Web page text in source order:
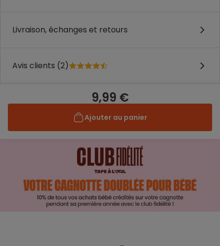
Livraison, échanges et retours
Avis clients (2)
9,99 €
Ajouter au panier